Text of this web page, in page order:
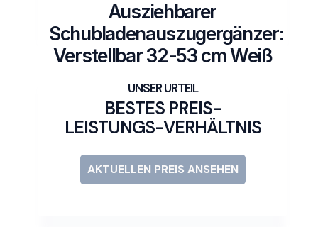
Ausziehbarer
Schubladenauszugergänzer:
Verstellbar 32-53 cm Weiß
BESTES PREIS-
LEISTUNGS-VERHÄLTNIS
AKTUELLEN PREIS ANSEHEN